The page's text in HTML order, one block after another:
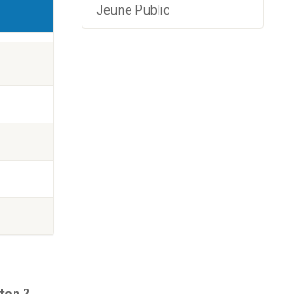
Jeune Public